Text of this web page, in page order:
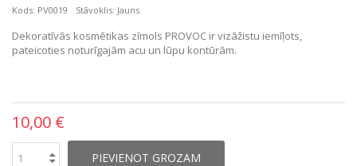
Kods: PV0019 Stāvoklis: Jauns
Dekoratīvās kosmētikas zīmols PROVOC ir vizāžistu iemīļots,
pateicoties noturīgajām acu un lūpu kontūrām.
10,00 €
PIEVIENOT GROZAM